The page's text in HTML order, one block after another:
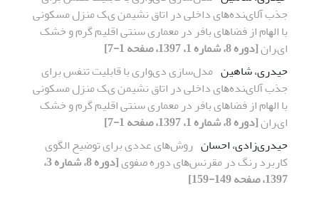
ﺟﺬب آﻻیﻨﺪهﻫﺎی داﺧﻠﯽ در اﺗﺎق ﻧﺸﯿﻤﻦ یﮏ ﻣﻨﺰل ﻣﺴﮑﻮﻧﯽ
ﺑﺎ اﻟﻬﺎم از ﻓﻀﺎﻫﺎی ﺑﺎﻓﺮ در ﻣﻌﻤﺎری ﺳﻨﺘﯽ اﻗﻠﯿﻢ ﮔﺮم و ﺧﺸﮏ
ایﺮان[دوره 8، شماره 1، 1397، صفحه 1-7]
حیدری، شاهین ﻣﺪلﺳﺎزی دیﻮاری ﺑﺎ ﻗﺎﺑﻠﯿﺖ ﺗﻨﻔﺲ ﺑﺮای
ﺟﺬب آﻻیﻨﺪهﻫﺎی داﺧﻠﯽ در اﺗﺎق ﻧﺸﯿﻤﻦ یﮏ ﻣﻨﺰل ﻣﺴﮑﻮﻧﯽ
ﺑﺎ اﻟﻬﺎم از ﻓﻀﺎﻫﺎی ﺑﺎﻓﺮ در ﻣﻌﻤﺎری ﺳﻨﺘﯽ اﻗﻠﯿﻢ ﮔﺮم و ﺧﺸﮏ
ایﺮان[دوره 8، شماره 1، 1397، صفحه 1-7]
حیدری‌زادی، احسان روشﻫﺎی ﻋﺪدی ﺑﺮای ﺗﻮﺿﯿﺢ اﻟﮕﻮی
ﮐﺎرﺑﺮد رﻧﮓ در ﻣﻘﺮﻧﺲﻫﺎی دوره ﺻﻔﻮی
[دوره 8، شماره 3،
1397، صفحه 149-159]